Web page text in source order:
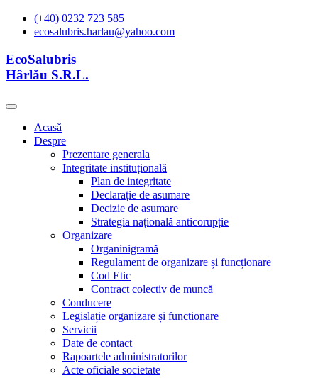
(+40) 0232 723 585
ecosalubris.harlau@yahoo.com
EcoSalubris
Hârlău S.R.L.
Acasă
Despre
Prezentare generala
Integritate instituțională
Plan de integritate
Declarație de asumare
Decizie de asumare
Strategia națională anticorupție
Organizare
Organinigramă
Regulament de organizare și funcționare
Cod Etic
Contract colectiv de muncă
Conducere
Legislație organizare și functionare
Servicii
Date de contact
Rapoartele administratorilor
Acte oficiale societate